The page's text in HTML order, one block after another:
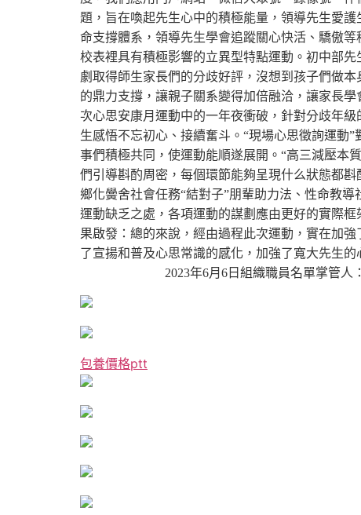
題，旨在喚起先生心中的積極能量，領導先生愛
命支撐體系，領導先生學會追蹤關心快活、驕傲
校表裡具有積極影響的立異型特點運動。初中部
劇取得師生家長們的分歧好評，沒想到孩子們做
的鼎力支撐，讓親子關系變得加倍融洽，讓家長
次心思安康月運動中的一年夜衝破，針對分歧年
生感悟不忘初心、接續奮斗。“現場心思徵詢運動
事們積極共同，使運動能順遂展開。“高三減壓本
們引導斟酌周密，每個環節能夠呈現什么狀態都
鄉化黌舍社會任務“結對子”朋輩助力法、性命教
運動缺乏之處，各項運動的謀劃應由更好的實際
果啟發：總的來說，經由過程此次運動，實在加
了宣揚和普及心思常識的感化，加強了寬大先生的
2023年6月6日 組織職員名單掌管人
包養價格ptt